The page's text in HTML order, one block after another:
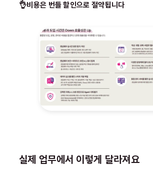
👌비용은 번들 할인으로 절약됩니다
실제 업무에서 이렇게 달라져요